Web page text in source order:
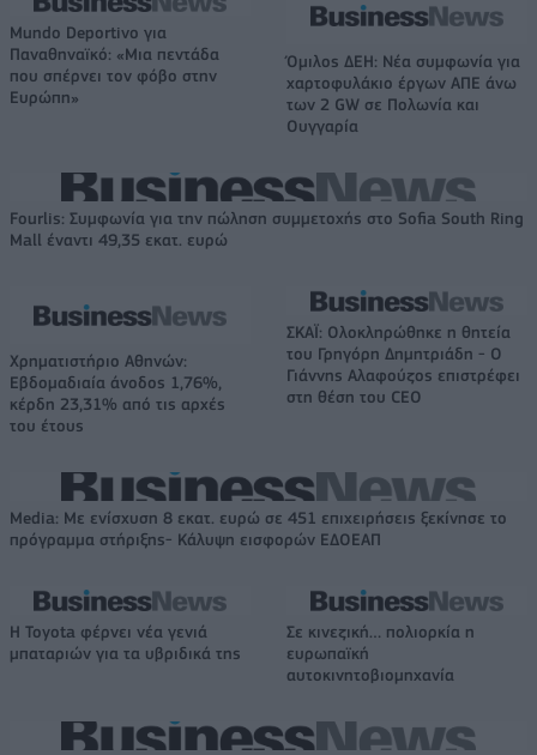
Mundo Deportivo για
Παναθηναϊκό: «Μια πεντάδα
που σπέρνει τον φόβο στην
Ευρώπη»
Όμιλος ΔΕΗ: Νέα συμφωνία για
χαρτοφυλάκιο έργων ΑΠΕ άνω
των 2 GW σε Πολωνία και
Ουγγαρία
Fourlis: Συμφωνία για την πώληση συμμετοχής στο Sofia South Ring
Mall έναντι 49,35 εκατ. ευρώ
Χρηματιστήριο Αθηνών:
Εβδομαδιαία άνοδος 1,76%,
κέρδη 23,31% από τις αρχές
του έτους
ΣΚΑΪ: Ολοκληρώθηκε η θητεία
του Γρηγόρη Δημητριάδη - Ο
Γιάννης Αλαφούζος επιστρέφει
στη θέση του CEO
Media: Με ενίσχυση 8 εκατ. ευρώ σε 451 επιχειρήσεις ξεκίνησε το
πρόγραμμα στήριξης- Κάλυψη εισφορών ΕΔΟΕΑΠ
Η Toyota φέρνει νέα γενιά
μπαταριών για τα υβριδικά της
Σε κινεζική… πολιορκία η
ευρωπαϊκή
αυτοκινητοβιομηχανία